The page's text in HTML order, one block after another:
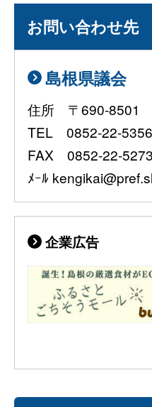
お問い合わせ先
島根県議会
住所 〒690-8501
TEL 0852-22-5356
FAX 0852-22-5273
ﾒｰﾙ
企業広告